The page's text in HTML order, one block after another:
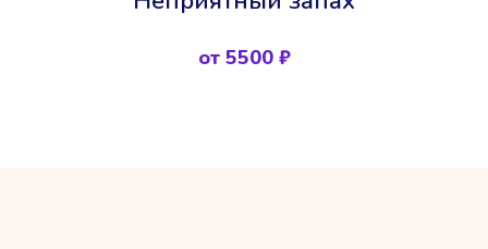
от 5500 ₽